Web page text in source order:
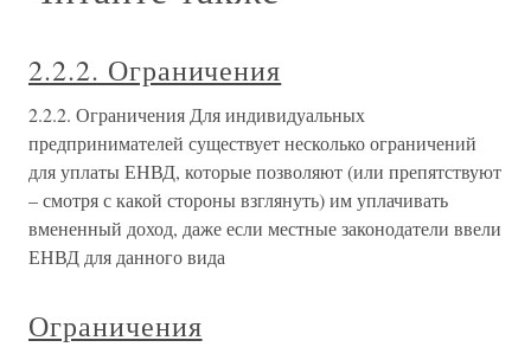
2.2.2. Ограничения
2.2.2. Ограничения Для индивидуальных
предпринимателей существует несколько ограничений
для уплаты ЕНВД, которые позволяют (или препятствуют
– смотря с какой стороны взглянуть) им уплачивать
вмененный доход, даже если местные законодатели ввели
ЕНВД для данного вида
Ограничения